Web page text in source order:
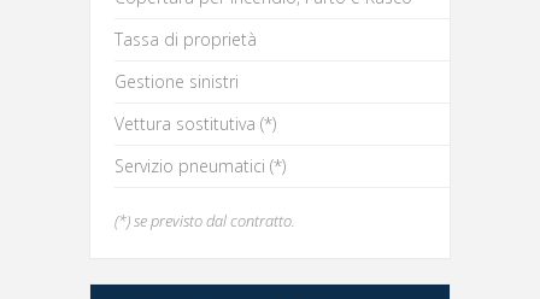
Tassa di proprietà
Gestione sinistri
Vettura sostitutiva (*)
Servizio pneumatici (*)
(*) se previsto dal contratto.